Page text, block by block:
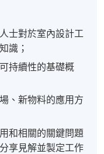
士對於室內設計工
識；
持續性的基礎概
、新物料的應用方
和相關的關鍵問題
享見解並製定工作